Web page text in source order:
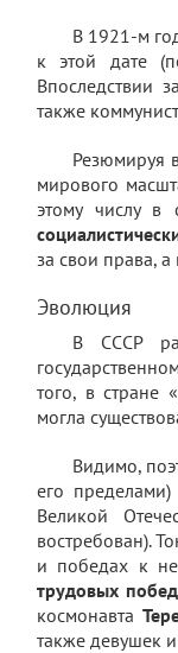
В 1921-м
к этой дате
Впоследствии
также
Резюмируя
мирового
этому числу в
за свои права,
Эволюция
В СССР
того, в стране
могла
Видимо,
его пределами)
Великой
востребован).
и победах к
трудовых
космонавта
также девушек